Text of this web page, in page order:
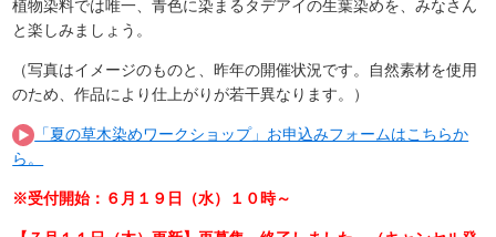
植物染料では唯一、青色に染まるタデアイの生葉染めを、みなさん
と楽しみましょう。
（写真はイメージのものと、昨年の開催状況です。自然素材を使用
のため、作品により仕上がりが若干異なります。）
「夏の草木染めワークショップ」お申込みフォームはこちらか
ら。
※受付開始：６月１９日（水）１０時～